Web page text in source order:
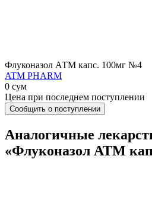
Флуконазол АТМ капс. 100мг №4
ATM PHARM
0 сум
Цена при последнем поступлении
Сообщить о поступлении
Аналогичные
«Флуконазол АТМ